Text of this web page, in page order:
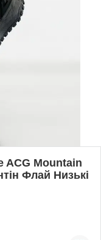
ACG Mountain
Флай Низькі